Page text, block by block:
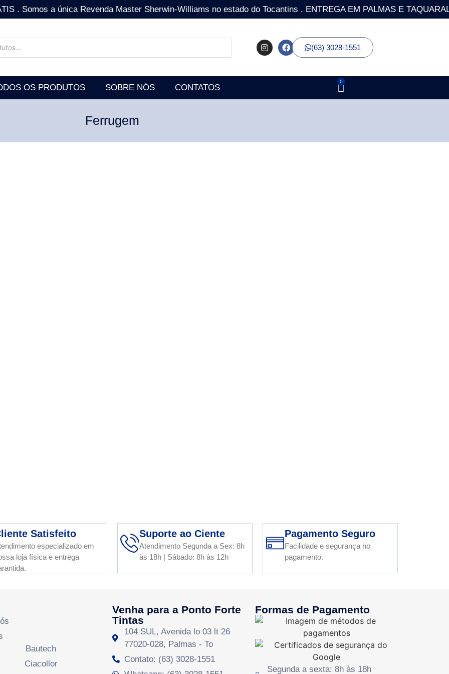
. Somos a única Revenda Master Sherwin-Williams no estado do Tocantins . ENTREGA EM PALMAS E
(63) 3028-1551
OS PRODUTOS SOBRE NÓS CONTATOS
0
Ferrugem
Satisfeito
especializado em
loja física e entrega
Suporte ao Ciente
Atendimento Segunda a Sex: 8h
às 18h | Sábado: 8h às 12h
Pagamento Seguro
Facilidade e segurança no
pagamento.
Bautech
Ciacollor
Venha para a Ponto Forte
Tintas
104 SUL, Avenida lo 03 lt 26
77020-028, Palmas - To
Contato: (63) 3028-1551
Formas de Pagamento
Segunda a sexta: 8h às 18h